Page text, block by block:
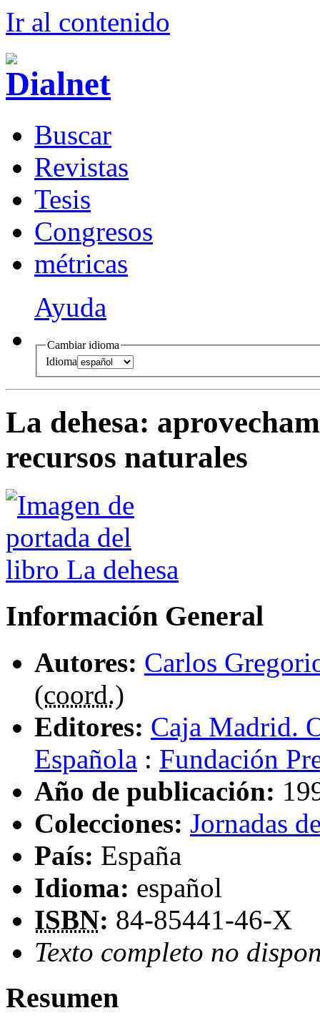
Ir al contenido
Buscar
Revistas
Tesis
Congresos
métricas
Ayuda
Cambiar idioma
Idioma
La dehesa:
recursos naturales
Información General
Autores: Carlos
(coord.)
Editores: Caja Madrid.
Española : Fundación
Año de publicación:
Colecciones: Jornadas
País: España
Idioma: español
ISBN: 84-85441-46-X
Texto completo no
Resumen